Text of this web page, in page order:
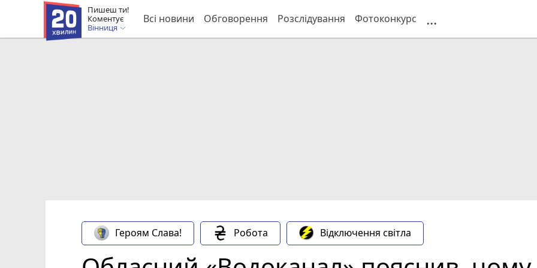
Пишеш ти!
Коментує
Вінниця
Всі новини Обговорення Розслідування Фотоконкурс ...
Героям Слава! Робота Відключення світла